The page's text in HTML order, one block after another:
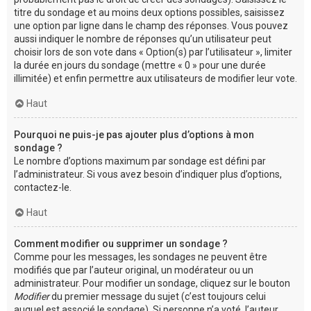
titre du sondage et au moins deux options possibles, saisissez
une option par ligne dans le champ des réponses. Vous pouvez
aussi indiquer le nombre de réponses qu’un utilisateur peut
choisir lors de son vote dans « Option(s) par l’utilisateur », limiter
la durée en jours du sondage (mettre « 0 » pour une durée
illimitée) et enfin permettre aux utilisateurs de modifier leur vote.
Haut
Pourquoi ne puis-je pas ajouter plus d’options à mon
sondage ?
Le nombre d’options maximum par sondage est défini par
l’administrateur. Si vous avez besoin d’indiquer plus d’options,
contactez-le.
Haut
Comment modifier ou supprimer un sondage ?
Comme pour les messages, les sondages ne peuvent être
modifiés que par l’auteur original, un modérateur ou un
administrateur. Pour modifier un sondage, cliquez sur le bouton
Modifierdu premier message du sujet (c’est toujours celui